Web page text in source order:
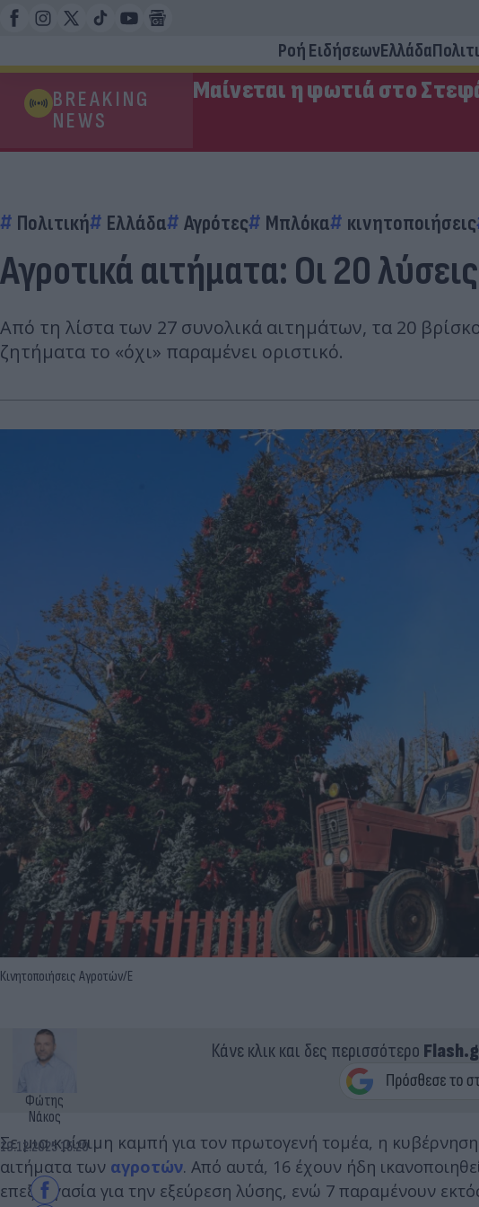
Ροή ΕιδήσεωνΕλλάδα
BREAKING
NEWS
Μαίνεται η φωτιά στο
Πολιτική Ελλάδα Αγρότες Μπλόκα κινητοποιήσεις
Αγροτικά αιτήματα: Οι 20
Από τη λίστα των 27 συνολικά αιτημάτων, τα 20
ζητήματα το «όχι» παραμένει οριστικό.
Κινητοποιήσεις Αγροτών/Ε
Φώτης
Νάκος
19.12.2025 15:20
Κάνε κλικ και δες περισσότερο
Σε μια κρίσιμη καμπή για τον πρωτογενή τομέα, η
αιτήματα των αγροτών. Από αυτά, 16 έχουν ήδη
επεξεργασία για την εξεύρεση λύσης, ενώ 7 παραμένουν